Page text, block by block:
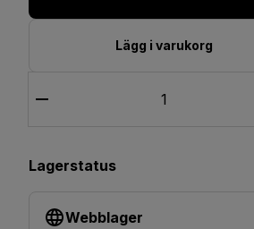
Lägg i varukorg
Lagerstatus
Webblager